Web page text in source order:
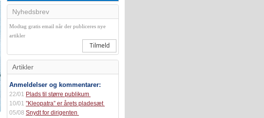
Nyhedsbrev
Modtag gratis email når der publiceres nye
artikler
Tilmeld
Artikler
Anmeldelser og kommentarer:
22/01 Plads til større publikum
10/01 ”Kleopatra” er årets pladesæt
05/08 Snydt for dirigenten